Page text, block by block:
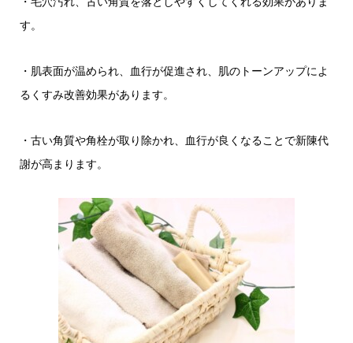
す。
・肌表面が温められ、血行が促進され、肌のトーンアップによ
るくすみ改善効果があります。
・古い角質や角栓が取り除かれ、血行が良くなることで新陳代
謝が高まります。